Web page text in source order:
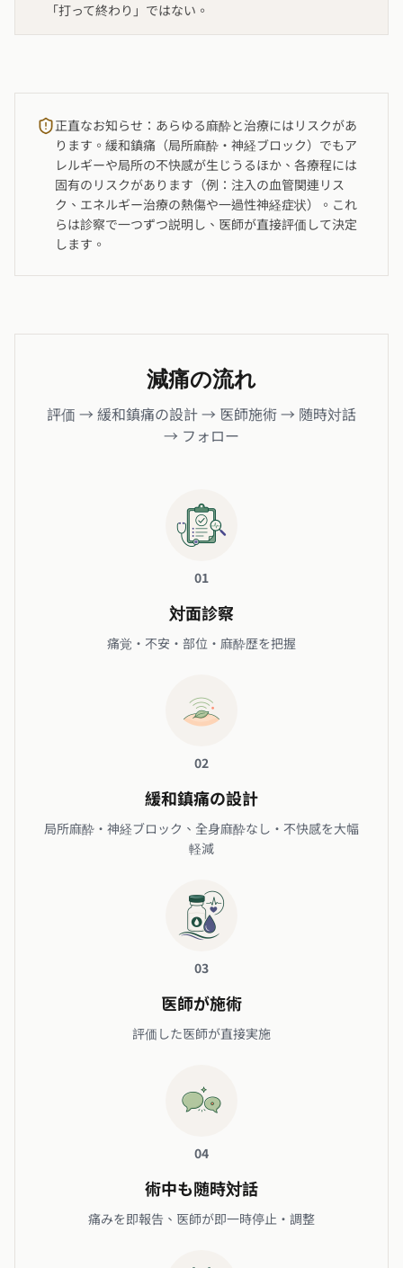
「打って終わり」ではない。
正直なお知らせ：あらゆる麻酔と治療にはリスクがあ
ります。緩和鎮痛（局所麻酔・神経ブロック）でもア
レルギーや局所の不快感が生じうるほか、各療程には
固有のリスクがあります（例：注入の血管関連リス
ク、エネルギー治療の熱傷や一過性神経症状）。これ
らは診察で一つずつ説明し、医師が直接評価して決定
します。
減痛の流れ
評価 → 緩和鎮痛の設計 → 医師施術 → 随時対話
→ フォロー
01
対面診察
痛覚・不安・部位・麻酔歴を把握
02
緩和鎮痛の設計
局所麻酔・神経ブロック、全身麻酔なし・不快感を大幅
軽減
03
医師が施術
評価した医師が直接実施
04
術中も随時対話
痛みを即報告、医師が即一時停止・調整